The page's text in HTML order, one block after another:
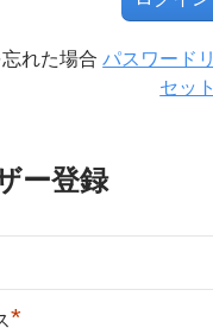
れた場合パスワードリ
セット
ー登録
*